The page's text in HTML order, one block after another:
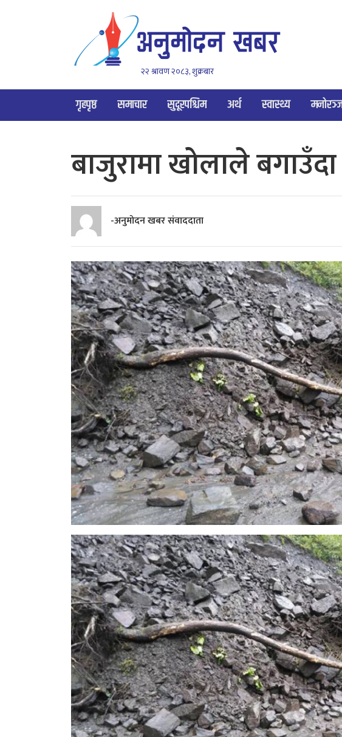
२२ श्रावण २०८३, शुक्रबार
गृहपृष्ठ समाचार सुदूरपश्चिम अर्थ स्वास्थ्य
बाजुरामा खोलाले
-अनुमोदन खबर संवाददाता